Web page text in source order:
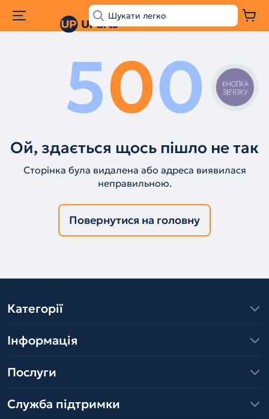
500
Ой, здається щось пішло не так
Сторінка була видалена або адреса виявилася
неправильною.
Повернутися на головну
Категорії
Інформація
Послуги
Служба підтримки
КНОПКА
ЗВ'ЯЗКУ